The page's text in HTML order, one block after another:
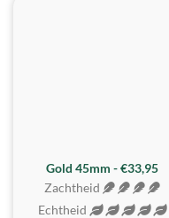
REALISTISCH
Gold 45mm - €33,95
Zachtheid
Echtheid